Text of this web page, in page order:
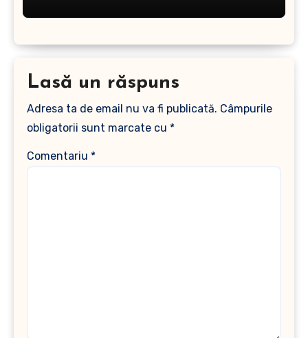
Lasă un răspuns
Adresa ta de email nu va fi publicată. Câmpurile
obligatorii sunt marcate cu *
Comentariu *